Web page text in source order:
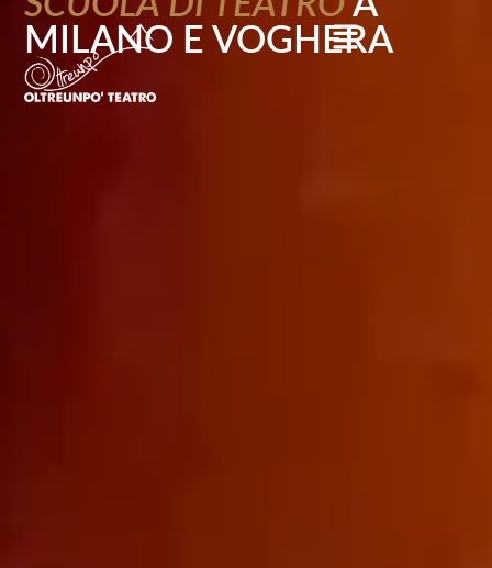
MILANO E VOGHERA